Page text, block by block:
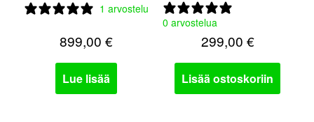
1 arvostelu
899,00€
Lue lisää
0 arvostelua
299,00 €
Lisää ostoskoriin